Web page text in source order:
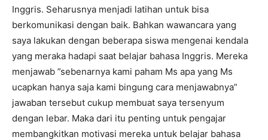
Inggris. Seharusnya menjadi latihan untuk bisa
berkomunikasi dengan baik. Bahkan wawancara yang
saya lakukan dengan beberapa siswa mengenai kendala
yang meraka hadapi saat belajar bahasa Inggris. Mereka
menjawab ”sebenarnya kami paham Ms apa yang Ms
ucapkan hanya saja kami bingung cara menjawabnya”
jawaban tersebut cukup membuat saya tersenyum
dengan lebar. Maka dari itu penting untuk pengajar
membangkitkan motivasi mereka untuk belajar bahasa